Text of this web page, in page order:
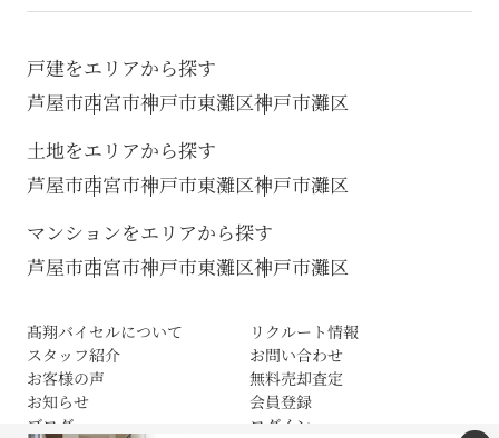
戸建をエリアから探す
芦屋市西宮市神戸市東灘区神戸市灘区
土地をエリアから探す
芦屋市西宮市神戸市東灘区神戸市灘区
マンションをエリアから探す
芦屋市西宮市神戸市東灘区神戸市灘区
髙翔バイセルについて
リクルート情報
スタッフ紹介
お問い合わせ
お客様の声
無料売却査定
お知らせ
会員登録
ブログ
ログイン